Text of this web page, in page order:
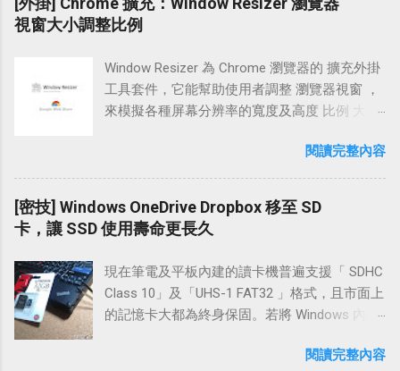
擊 Phone 下方的【Add】 系統跳出的輸入框
中，輸入自己的電話號碼，例:【0912XXXXXX】
統會傳送一封六個數字的驗證碼至手機中，我
們將那六個數字填入目前的輸入框中，並按下
【認證】 接著，系統會提示「twitter 帳戶已確
認」，表示手機已在 twitter 上激活了 手機上也
件 接著我們登入 twitter 的電腦版網站「 https...
頁版 ( 電腦版 ) 網站做「LINE 分享按鈕」的部
境 當訪客按下分享按鈕時，會在瀏覽器上開啟
一個新視窗。輸入 LINE 的帳號和密碼登入之
後，就能做文章分享的動作。如下圖和上圖。
文章時即不用再次做登入的動作。) LINE 分享按
鈕樣式 (* 可以點擊以下 LINE 分享按鈕，直接觀
察訪客的使用情境。) 「用 LINE 傳送」使用
「圖片 JavaScript 連結」按鈕 「用 LINE 傳送」
使用「官方 LINE 函式庫」按鈕 相關連結 設置
https://media.line.me/howto/zh-hant/ 」 LINE
按鈕圖片檔下載：「
https://media.line.me/img/linebutton_zh-
hant.zip 」 設置流程 LINE 按鈕使用圖片
PuTTYgen 和 PuTTY 這兩個工具會很常運用
到。由於服務端架設好之後 PuTTYgen 就很少
從記憶裡撈資料，邊留下注記，以便往後翻
閱。 在內文中，我們會先操作 PuTTYgen 建立
公鑰與私鑰，將公鑰放到 GCE 後，接著再運用
PuTTY 設置 SSH 連線，然後銜接連入到 GCE
立公鑰與私鑰 登入 GCE 建立 SSH 金鑰 PuTTY
設置 SSH 連線到 GCE 實例 連線教學 Step 1 使
PuTTYgen 產生 SSH 連線 RSA、DSA 公鑰與私
鑰 」，執行到「STEP 2」完成後，接著回到這
裡變更金鑰註解 ( Key comment ) 的內容。 首
期的後面，輸入你申請 Google Cloud Platform
視窗大小調整比例
Window Resizer 為 Chrome 瀏覽器的 擴充外掛
工具套件，它能幫助使用者調整 瀏覽器視窗 ，
來模擬各種屏幕分辨率的寬度及高度 比例 大
大小 ，使網站適合在各種行動裝置上呈現，讓
訪客有個良好的互動體驗。 現今的智慧型移動
設備長寬比例百百款，若要特別為某種機型做
特定的寬度調適，想必會很頭疼。有了 Window
Resizer 也不用擔心，因為 Window Resizer 除
「自訂義大小」供設計人員方便的幫網站佈
局。 另外， Window Resizer 也貼心的內建了
「快速鍵」選項供用家使用，好讓使用者能便
利的快速切換定義過的長寬比例。此外，設置
閱讀完整內容
[密技] Windows OneDrive Dropbox 移至 SD
卡，讓 SSD 使用壽命更長久
現在筆電及平板內建的讀卡機普遍支援「 SDHC
Class 10」及「UHS-1 FAT32 」格式，且市面上
的記憶卡大都為終身保固。若將 Windows 內建
端硬碟資料放置在 SD Card 上，除了可以減少
閱讀完整內容